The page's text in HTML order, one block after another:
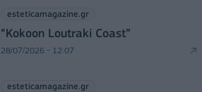
esteticamagazine.gr
“Kokoon Loutraki Coast”
28/07/2026 - 12:07
esteticamagazine.gr